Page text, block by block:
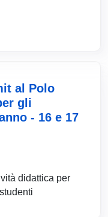
al Polo
gli
- 16 e 17
didattica per